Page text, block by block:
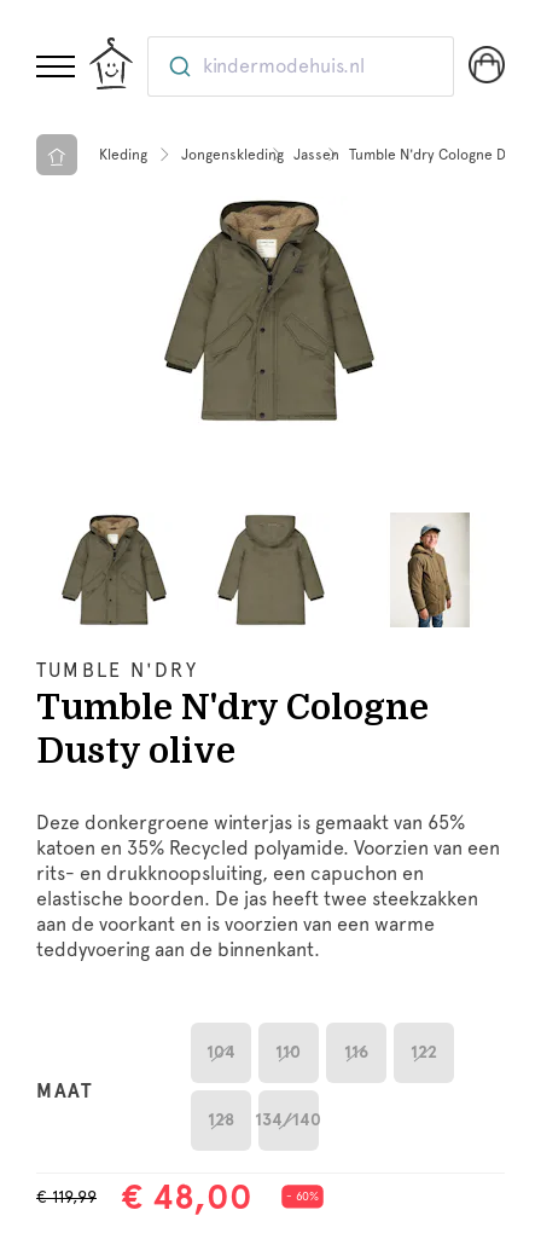
kindermodehuis.nl
Kleding Jongenskleding Jassen Tumble N'dry Cologne Dusty
TUMBLE N'DRY
Tumble N'dry Cologne
Dusty olive
Deze donkergroene winterjas is gemaakt van 65%
katoen en 35% Recycled polyamide. Voorzien van een
rits- en drukknoopsluiting, een capuchon en
elastische boorden. De jas heeft twee steekzakken
aan de voorkant en is voorzien van een warme
teddyvoering aan de binnenkant.
MAAT
104 110 116 122
128 134/140
€ 119,99 € 48,00 - 60%